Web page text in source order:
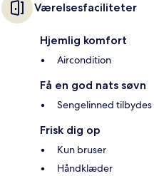
Værelsesfaciliteter
Hjemlig komfort
Aircondition
Få en god nats søvn
Sengelinned tilbydes
Frisk dig op
Kun bruser
Håndklæder